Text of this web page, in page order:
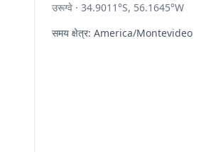
उरूग्वे · 34.9011°S, 56.1645°W
समय क्षेत्र: America/Montevideo